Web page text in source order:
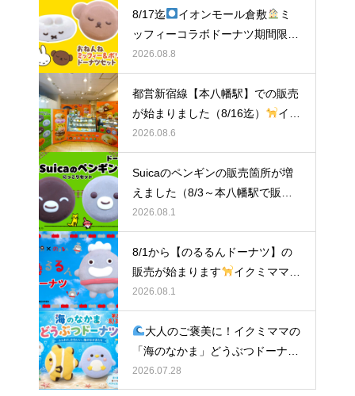
8/17迄 イオンモール倉敷
ミ
ッフィーコラボドーナツ期間限定
販売中！
2026.08.8
都営新宿線【本八幡駅】での販売
が始まりました（8/16迄）
イク
ミママのどうぶつドーナツ
2026.08.6
Suicaのペンギンの販売箇所が増
えました（8/3～本八幡駅で販
売）
イクミママのどうぶつドー
ナツ
2026.08.1
8/1から【のるるんドーナツ】の
販売が始まります
イクミママの
どうぶつドーナツ
2026.08.1
大人のご褒美に！イクミママの
「海のなかま」どうぶつドーナツ
が元住吉に登場
2026.07.28